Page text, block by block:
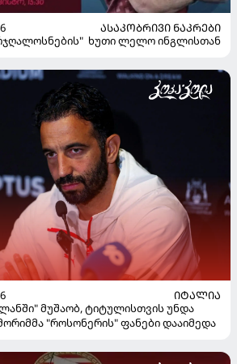
ᲐᲡᲐᲙᲝᲑᲠᲘᲕᲘ ᲜᲐᲙᲠᲔᲑᲘ
ხუთი ლელო ინგლისთან
ᲘᲢᲐᲚᲘᲐ
მუშაობ, ტიტულისთვის უნდა
"როსონერის" ფანები დააიმედა